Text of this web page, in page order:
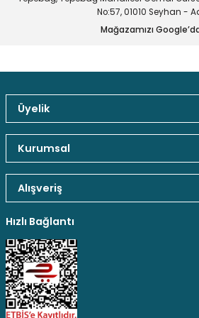
Ürün fiyatı diğer sitelerden daha
Bu ürüne benzer farklı alternatifler
Gönder
No:57, 01010 Seyhan -
Mağazamızı
Üyelik
Kurumsal
Alışveriş
Hızlı Bağlantı